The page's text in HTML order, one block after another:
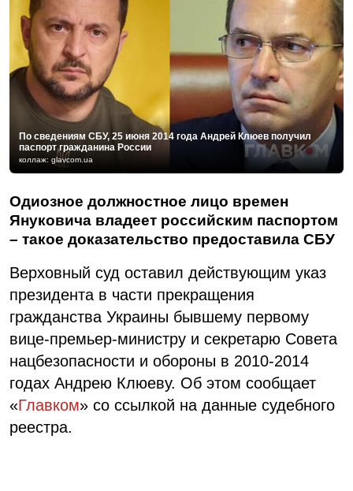
По сведениям СБУ, 25 июня 2014 года Андрей Клюев получил
паспорт гражданина России
коллаж: glavcom.ua
Одиозное должностное лицо времен
Януковича владеет российским паспортом
– такое доказательство предоставила СБУ
Верховный суд оставил действующим указ
президента в части прекращения
гражданства Украины бывшему первому
вице-премьер-министру и секретарю Совета
нацбезопасности и обороны в 2010-2014
годах Андрею Клюеву. Об этом сообщает
«Главком» со ссылкой на данные судебного
реестра.